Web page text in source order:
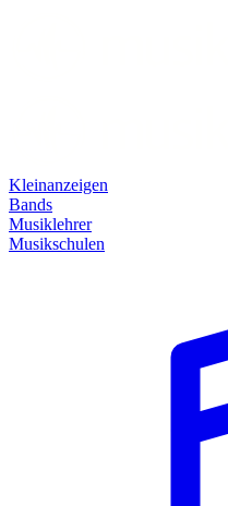
Kleinanzeigen
Bands
Musiklehrer
Musikschulen